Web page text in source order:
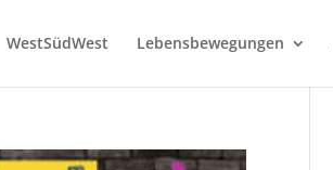
WestSüdWest Lebensbewegungen